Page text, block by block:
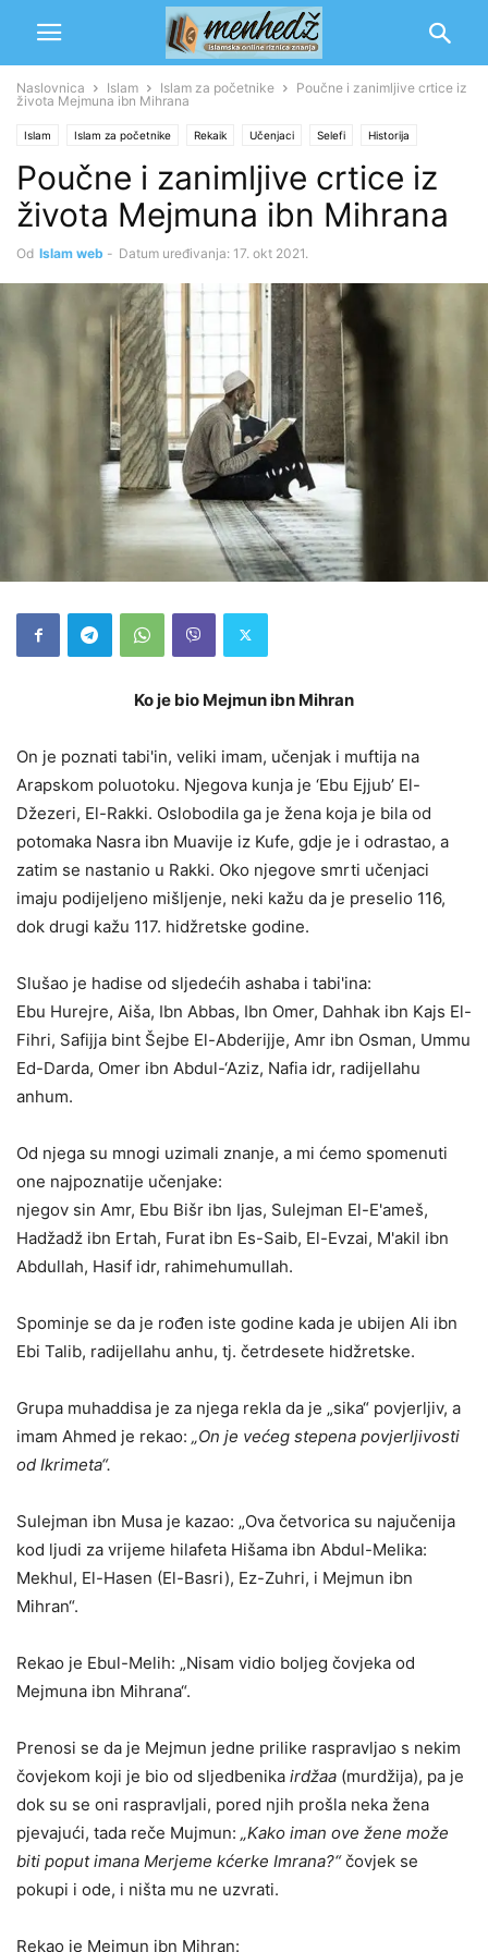
Naslovnica Islam Islam za početnike
Poučne i zanimljive crtice iz
života Mejmuna ibn Mihrana
Islam Islam za početnike Rekaik Učenjaci Selefi Historija
Selefu salih
Poučne i zanimljive crtice iz
života Mejmuna ibn Mihrana
Od Islam web - Datum uređivanja: 17. okt 2021.
Ko je bio Mejmun ibn Mihran
On je poznati tabi'in, veliki imam, učenjak i muftija na
Arapskom poluotoku. Njegova kunja je ‘Ebu Ejjub’ El-
Džezeri, El-Rakki. Oslobodila ga je žena koja je bila od
potomaka Nasra ibn Muavije iz Kufe, gdje je i odrastao, a
zatim se nastanio u Rakki. Oko njegove smrti učenjaci
imaju podijeljeno mišljenje, neki kažu da je preselio 116,
dok drugi kažu 117. hidžretske godine.
Slušao je hadise od sljedećih ashaba i tabi'ina:
Ebu Hurejre, Aiša, Ibn Abbas, Ibn Omer, Dahhak ibn Kajs El-
Fihri, Safijja bint Šejbe El-Abderijje, Amr ibn Osman, Ummu
Ed-Darda, Omer ibn Abdul-‘Aziz, Nafia idr, radijellahu
anhum.
Od njega su mnogi uzimali znanje, a mi ćemo spomenuti
one najpoznatije učenjake:
njegov sin Amr, Ebu Bišr ibn Ijas, Sulejman El-E'ameš,
Hadžadž ibn Ertah, Furat ibn Es-Saib, El-Evzai, M'akil ibn
Abdullah, Hasif idr, rahimehumullah.
Spominje se da je rođen iste godine kada je ubijen Ali ibn
Ebi Talib, radijellahu anhu, tj. četrdesete hidžretske.
Grupa muhaddisa je za njega rekla da je „sika“ povjerljiv, a
imam Ahmed je rekao: „On je većeg stepena povjerljivosti
od Ikrimeta“.
Sulejman ibn Musa je kazao: „Ova četvorica su najučenija
kod ljudi za vrijeme hilafeta Hišama ibn Abdul-Melika:
Mekhul, El-Hasen (El-Basri), Ez-Zuhri, i Mejmun ibn
Mihran“.
Rekao je Ebul-Melih: „Nisam vidio boljeg čovjeka od
Mejmuna ibn Mihrana“.
Prenosi se da je Mejmun jedne prilike raspravljao s nekim
čovjekom koji je bio od sljedbenika irdžaa (murdžija), pa je
dok su se oni raspravljali, pored njih prošla neka žena
pjevajući, tada reče Mujmun: „Kako iman ove žene može
biti poput imana Merjeme kćerke Imrana?“čovjek se
pokupi i ode, i ništa mu ne uzvrati.
Rekao je Mejmun ibn Mihran: